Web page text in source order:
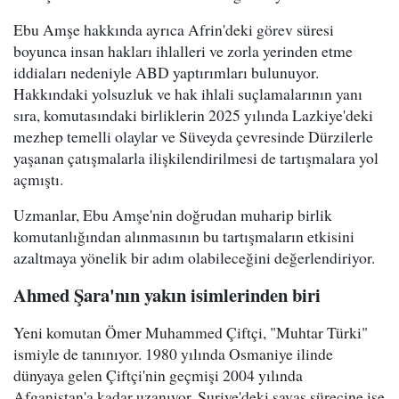
Ebu Amşe hakkında ayrıca Afrin'deki görev süresi
boyunca insan hakları ihlalleri ve zorla yerinden etme
iddiaları nedeniyle ABD yaptırımları bulunuyor.
Hakkındaki yolsuzluk ve hak ihlali suçlamalarının yanı
sıra, komutasındaki birliklerin 2025 yılında Lazkiye'deki
mezhep temelli olaylar ve Süveyda çevresinde Dürzilerle
yaşanan çatışmalarla ilişkilendirilmesi de tartışmalara yol
açmıştı.
Uzmanlar, Ebu Amşe'nin doğrudan muharip birlik
komutanlığından alınmasının bu tartışmaların etkisini
azaltmaya yönelik bir adım olabileceğini değerlendiriyor.
Ahmed Şara'nın yakın isimlerinden biri
Yeni komutan Ömer Muhammed Çiftçi, "Muhtar Türki"
ismiyle de tanınıyor. 1980 yılında Osmaniye ilinde
dünyaya gelen Çiftçi'nin geçmişi 2004 yılında